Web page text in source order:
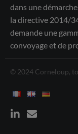
dans une
la directive 2014/
demande une
convoyage et de
© 2024 Corneloup,